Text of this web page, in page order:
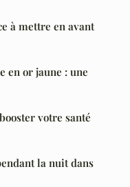
à mettre en avant
en or jaune : une
votre santé
la nuit dans